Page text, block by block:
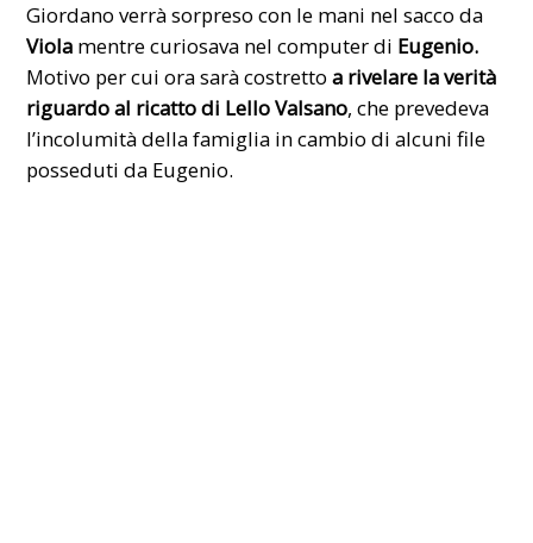
Giordano verrà sorpreso con le mani nel sacco da
Viola mentre curiosava nel computer di Eugenio.
Motivo per cui ora sarà costrettoa rivelare la verità
riguardo al ricatto di Lello Valsano, che prevedeva
l’incolumità della famiglia in cambio di alcuni file
posseduti da Eugenio.